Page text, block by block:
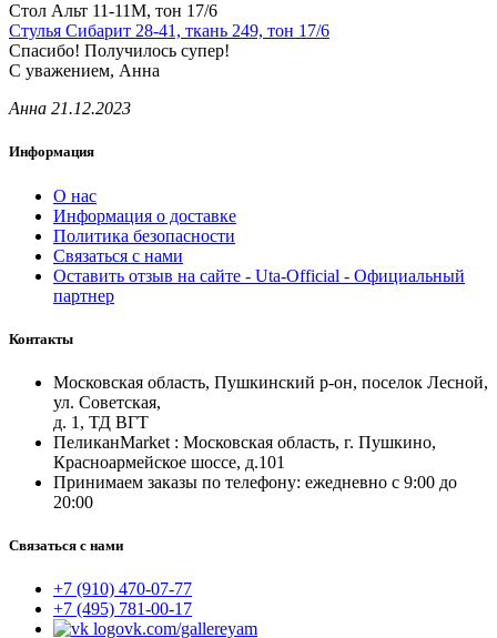
Стол Альт 11-11М, тон 17/6
Стулья Сибарит 28-41, ткань 249, тон 17/6
Спасибо! Получилось супер!
С уважением, Анна
Анна 21.12.2023
Информация
О нас
Информация о доставке
Политика безопасности
Связаться с нами
Оставить отзыв на сайте - Uta-Official - Официальный
партнер
Контакты
Московская область, Пушкинский р-он, поселок Лесной,
ул. Советская,
д. 1, ТД ВГТ
ПеликанMarket : Московская область, г. Пушкино,
Красноармейское шоссе, д.101
Принимаем заказы по телефону: ежедневно с 9:00 до
20:00
Связаться с нами
+7 (910) 470-07-77
+7 (495) 781-00-17
vk.com/gallereyam